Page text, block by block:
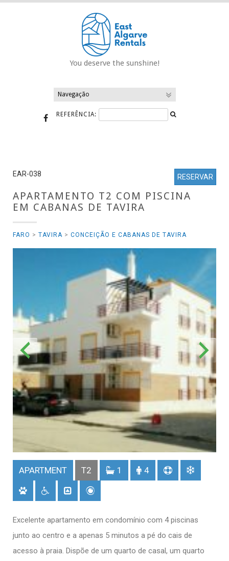
You deserve the sunshine!
REFERÊNCIA:
EAR-038 RESERVAR
APARTAMENTO T2 COM PISCINA
EM CABANAS DE TAVIRA
FARO > TAVIRA > CONCEIÇÃO E CABANAS DE TAVIRA
APARTMENT T2 1 4
Excelente apartamento em condomínio com 4 piscinas
junto ao centro e a apenas 5 minutos a pé do cais de
acesso à praia. Dispõe de um quarto de casal, um quarto